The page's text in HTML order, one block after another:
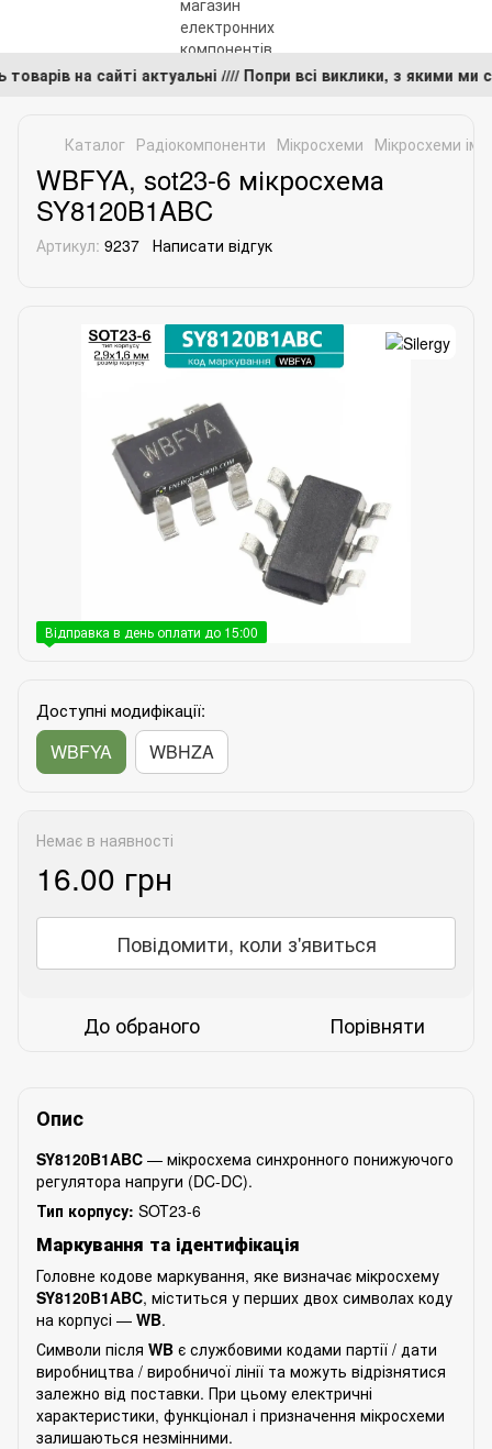
на сайті актуальні //// Попри всі виклики, з якими
Каталог Радіокомпоненти Мікросхеми Мікросхеми
WBFYA, sot23-6 мікросхема
SY8120B1ABC
Артикул: 9237 Написати відгук
Відправка в день оплати до 15:00
Доступні модифікації:
WBFYA WBHZA
Немає в наявності
16.00 грн
Повідомити, коли з'явиться
До обраного Порівняти
Опис
SY8120B1ABC — мікросхема синхронного понижуючого
регулятора напруги (DC-DC).
Тип корпусу: SOT23-6
Маркування та ідентифікація
Головне кодове маркування, яке визначає мікросхему
SY8120B1ABC, міститься у перших двох символах коду
на корпусі — WB.
Символи після WB є службовими кодами партії / дати
виробництва / виробничої лінії та можуть відрізнятися
залежно від поставки. При цьому електричні
характеристики, функціонал і призначення мікросхеми
залишаються незмінними.